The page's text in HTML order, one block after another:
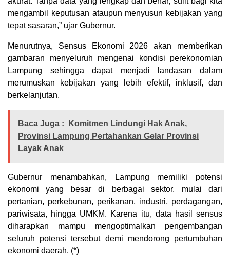
mengambil keputusan ataupun menyusun kebijakan yang
tepat sasaran,” ujar Gubernur.
Menurutnya, Sensus Ekonomi 2026 akan memberikan
gambaran menyeluruh mengenai kondisi perekonomian
Lampung sehingga dapat menjadi landasan dalam
merumuskan kebijakan yang lebih efektif, inklusif, dan
berkelanjutan.
Baca Juga :
Komitmen Lindungi Hak Anak,
Provinsi Lampung Pertahankan Gelar Provinsi
Layak Anak
Gubernur menambahkan, Lampung memiliki potensi
ekonomi yang besar di berbagai sektor, mulai dari
pertanian, perkebunan, perikanan, industri, perdagangan,
pariwisata, hingga UMKM. Karena itu, data hasil sensus
diharapkan mampu mengoptimalkan pengembangan
seluruh potensi tersebut demi mendorong pertumbuhan
ekonomi daerah. (*)